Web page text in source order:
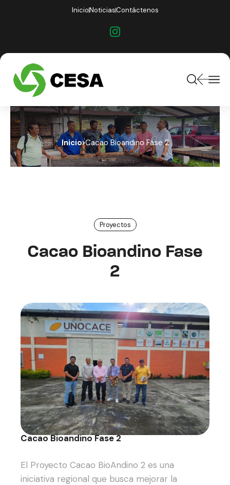
InicioNoticiasContáctenos
Inicio Cacao Bioandino Fase 2
Proyectos
Cacao Bioandino Fase
2
Cacao Bioandino Fase 2
El Proyecto Cacao BioAndino 2 es una
iniciativa regional que busca mejorar la